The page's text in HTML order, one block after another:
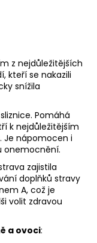
z nejdůležitějších
kteří se nakazili
snížila
Pomáhá
k nejdůležitějším
Je nápomocen i
onemocnění.
zajistila
doplňků stravy
A, což je
volit zdravou
a ovoci: